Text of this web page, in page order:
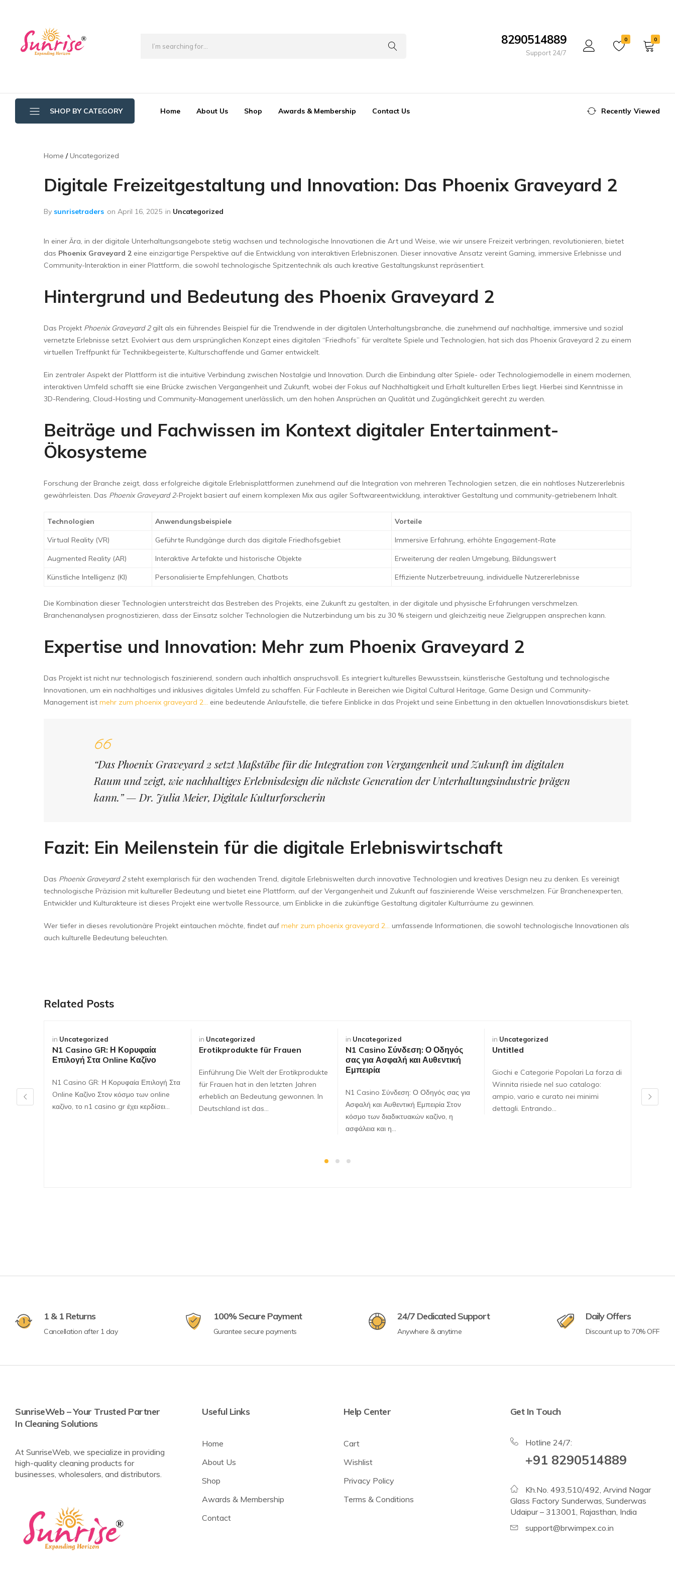
8290514889
Support 24/7
0 0
SHOP BY CATEGORY
Bathroom Wipers
Crystal Mop Sponge Reffil
Dry Mop
Kitchen Wipers
Rod Set Spares
Toilet Brushes
Home About Us Shop Awards & Membership Contact Us Recently Viewed
Home Uncategorized
Digitale Freizeitgestaltung und Innovation: Das Phoenix Graveyard 2
By sunrisetraders on April 16, 2025 in Uncategorized
In einer Ära, in der digitale Unterhaltungsangebote stetig wachsen und technologische Innovationen die Art und Weise, wie wir unsere Freizeit verbringen, revolutionieren, bietet
das Phoenix Graveyard 2 eine einzigartige Perspektive auf die Entwicklung von interaktiven Erlebniszonen. Dieser innovative Ansatz vereint Gaming, immersive Erlebnisse und
Community-Interaktion in einer Plattform, die sowohl technologische Spitzentechnik als auch kreative Gestaltungskunst repräsentiert.
Hintergrund und Bedeutung des Phoenix Graveyard 2
Das Projekt Phoenix Graveyard 2gilt als ein führendes Beispiel für die Trendwende in der digitalen Unterhaltungsbranche, die zunehmend auf nachhaltige, immersive und sozial
vernetzte Erlebnisse setzt. Evolviert aus dem ursprünglichen Konzept eines digitalen “Friedhofs” für veraltete Spiele und Technologien, hat sich das Phoenix Graveyard 2 zu einem
virtuellen Treffpunkt für Technikbegeisterte, Kulturschaffende und Gamer entwickelt.
Ein zentraler Aspekt der Plattform ist die intuitive Verbindung zwischen Nostalgie und Innovation. Durch die Einbindung alter Spiele- oder Technologiemodelle in einem modernen,
interaktiven Umfeld schafft sie eine Brücke zwischen Vergangenheit und Zukunft, wobei der Fokus auf Nachhaltigkeit und Erhalt kulturellen Erbes liegt. Hierbei sind Kenntnisse in
3D-Rendering, Cloud-Hosting und Community-Management unerlässlich, um den hohen Ansprüchen an Qualität und Zugänglichkeit gerecht zu werden.
Beiträge und Fachwissen im Kontext digitaler Entertainment-
Ökosysteme
Forschung der Branche zeigt, dass erfolgreiche digitale Erlebnisplattformen zunehmend auf die Integration von mehreren Technologien setzen, die ein nahtloses Nutzererlebnis
gewährleisten. Das Phoenix Graveyard 2-Projekt basiert auf einem komplexen Mix aus agiler Softwareentwicklung, interaktiver Gestaltung und community-getriebenem Inhalt.
Technologien Anwendungsbeispiele Vorteile
Virtual Reality (VR) Geführte Rundgänge durch das digitale Friedhofsgebiet Immersive Erfahrung, erhöhte Engagement-Rate
Augmented Reality (AR) Interaktive Artefakte und historische Objekte Erweiterung der realen Umgebung, Bildungswert
Künstliche Intelligenz (KI) Personalisierte Empfehlungen, Chatbots Effiziente Nutzerbetreuung, individuelle Nutzererlebnisse
Die Kombination dieser Technologien unterstreicht das Bestreben des Projekts, eine Zukunft zu gestalten, in der digitale und physische Erfahrungen verschmelzen.
Branchenanalysen prognostizieren, dass der Einsatz solcher Technologien die Nutzerbindung um bis zu 30 % steigern und gleichzeitig neue Zielgruppen ansprechen kann.
Expertise und Innovation: Mehr zum Phoenix Graveyard 2
Das Projekt ist nicht nur technologisch faszinierend, sondern auch inhaltlich anspruchsvoll. Es integriert kulturelles Bewusstsein, künstlerische Gestaltung und technologische
Innovationen, um ein nachhaltiges und inklusives digitales Umfeld zu schaffen. Für Fachleute in Bereichen wie Digital Cultural Heritage, Game Design und Community-
Management ist mehr zum phoenix graveyard 2… eine bedeutende Anlaufstelle, die tiefere Einblicke in das Projekt und seine Einbettung in den aktuellen Innovationsdiskurs bietet.
“Das Phoenix Graveyard 2 setzt Maßstäbe für die Integration von Vergangenheit und Zukunft im digitalen
Raum und zeigt, wie nachhaltiges Erlebnisdesign die nächste Generation der Unterhaltungsindustrie prägen
kann.” — Dr. Julia Meier, Digitale Kulturforscherin
Fazit: Ein Meilenstein für die digitale Erlebniswirtschaft
Das Phoenix Graveyard 2steht exemplarisch für den wachenden Trend, digitale Erlebniswelten durch innovative Technologien und kreatives Design neu zu denken. Es vereinigt
technologische Präzision mit kultureller Bedeutung und bietet eine Plattform, auf der Vergangenheit und Zukunft auf faszinierende Weise verschmelzen. Für Branchenexperten,
Entwickler und Kulturakteure ist dieses Projekt eine wertvolle Ressource, um Einblicke in die zukünftige Gestaltung digitaler Kulturräume zu gewinnen.
Wer tiefer in dieses revolutionäre Projekt eintauchen möchte, findet auf mehr zum phoenix graveyard 2… umfassende Informationen, die sowohl technologische Innovationen als
auch kulturelle Bedeutung beleuchten.
Related Posts
in Uncategorized
N1 Casino GR: Η Κορυφαία
Επιλογή Στα Online Καζίνο
N1 Casino GR: Η Κορυφαία Επιλογή Στα
Online Καζίνο Στον κόσμο των online
καζίνο, το n1 casino gr έχει κερδίσει…
in Uncategorized
Erotikprodukte für Frauen
Einführung Die Welt der Erotikprodukte
für Frauen hat in den letzten Jahren
erheblich an Bedeutung gewonnen. In
Deutschland ist das…
in Uncategorized
N1 Casino Σύνδεση: Ο Οδηγός
σας για Ασφαλή και Αυθεντική
Εμπειρία
N1 Casino Σύνδεση: Ο Οδηγός σας για
Ασφαλή και Αυθεντική Εμπειρία Στον
κόσμο των διαδικτυακών καζίνο, η
ασφάλεια και η…
in Uncategorized
Untitled
Giochi e Categorie Popolari La forza di
Winnita risiede nel suo catalogo:
ampio, vario e curato nei minimi
dettagli. Entrando…
ampio,
dettagli.
1 & 1 Returns
Cancellation after 1 day
100% Secure Payment
Gurantee secure payments
24/7 Dedicated Support
Anywhere & anytime
Daily Offers
Discount up to 70% OFF
SunriseWeb – Your Trusted Partner
In Cleaning Solutions
At SunriseWeb, we specialize in providing
high-quality cleaning products for
businesses, wholesalers, and distributors.
Useful Links
Home
About Us
Shop
Awards & Membership
Contact
Help Center
Cart
Wishlist
Privacy Policy
Terms & Conditions
Get In Touch
Hotline 24/7:
+91 8290514889
Kh.No. 493,510/492, Arvind Nagar
Glass Factory Sunderwas, Sunderwas
Udaipur – 313001, Rajasthan, India
support@brwimpex.co.in